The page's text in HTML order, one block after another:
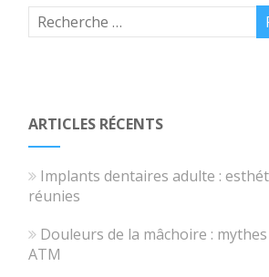
ARTICLES RÉCENTS
Implants dentaires adulte :
réunies
Douleurs de la mâchoire :
ATM